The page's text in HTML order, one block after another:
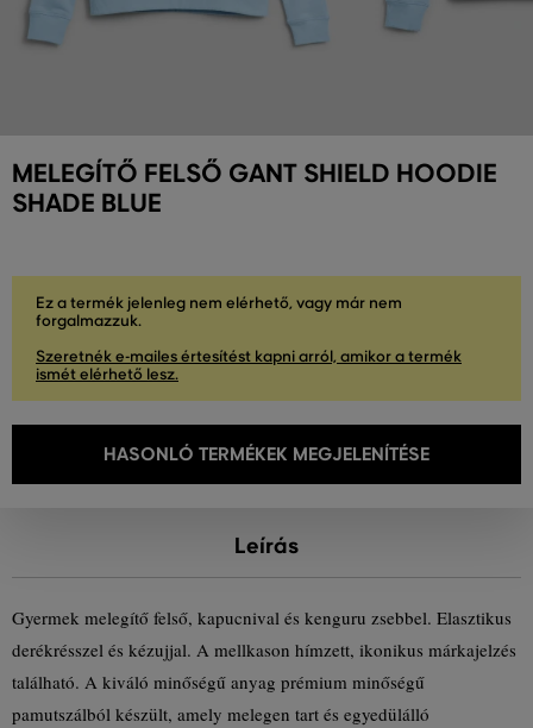
MELEGÍTŐ FELSŐ GANT SHIELD HOODIE
SHADE BLUE
Ez a termék jelenleg nem elérhető, vagy már nem
forgalmazzuk.
Szeretnék e-mailes értesítést kapni arról, amikor a termék
ismét elérhető lesz.
HASONLÓ TERMÉKEK MEGJELENÍTÉSE
Leírás
Gyermek melegítő felső, kapucnival és kenguru zsebbel. Elasztikus
derékrésszel és kézujjal. A mellkason hímzett, ikonikus márkajelzés
található. A kiváló minőségű anyag prémium minőségű
pamutszálból készült, amely melegen tart és egyedülálló